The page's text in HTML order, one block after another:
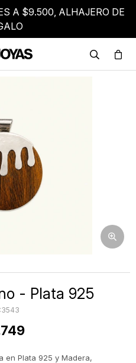
A $9.500, ALHAJERO DE
- Plata 925
3543
en Plata 925 y Madera,